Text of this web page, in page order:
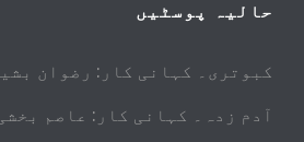
حالیہ پوسٹیں
کبوتری۔ کہانی کار: رضوان
آدم زدہ۔ کہانی کار: عاصم